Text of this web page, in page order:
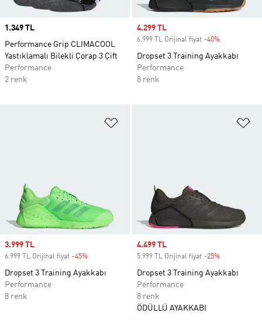
Price
1.349 TL
Performance Grip CLIMACOOL
Yastıklamalı Bilekli Çorap 3 Çift
Performance
2 renk
Sale price
4.299 TL
6.999 TL Orijinal fiyat -40%
Dropset 3 Training Ayakkabı
Performance
8 renk
Sale price
3.999 TL
6.999 TL Orijinal fiyat -45%
Dropset 3 Training Ayakkabı
Performance
8 renk
Sale price
4.499 TL
5.999 TL Orijinal fiyat -25%
Dropset 3 Training Ayakkabı
Performance
8 renk
ÖDÜLLÜ AYAKKABI